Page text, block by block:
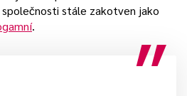
stále zakotven jako
.